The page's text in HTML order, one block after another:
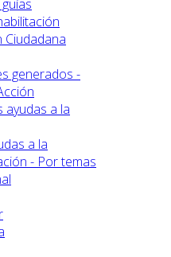
Ciudadana
generados -
ayudas a la
a la
- Por temas